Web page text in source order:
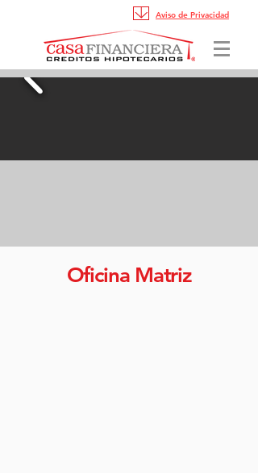
Aviso de Privacidad
Oficina Matriz